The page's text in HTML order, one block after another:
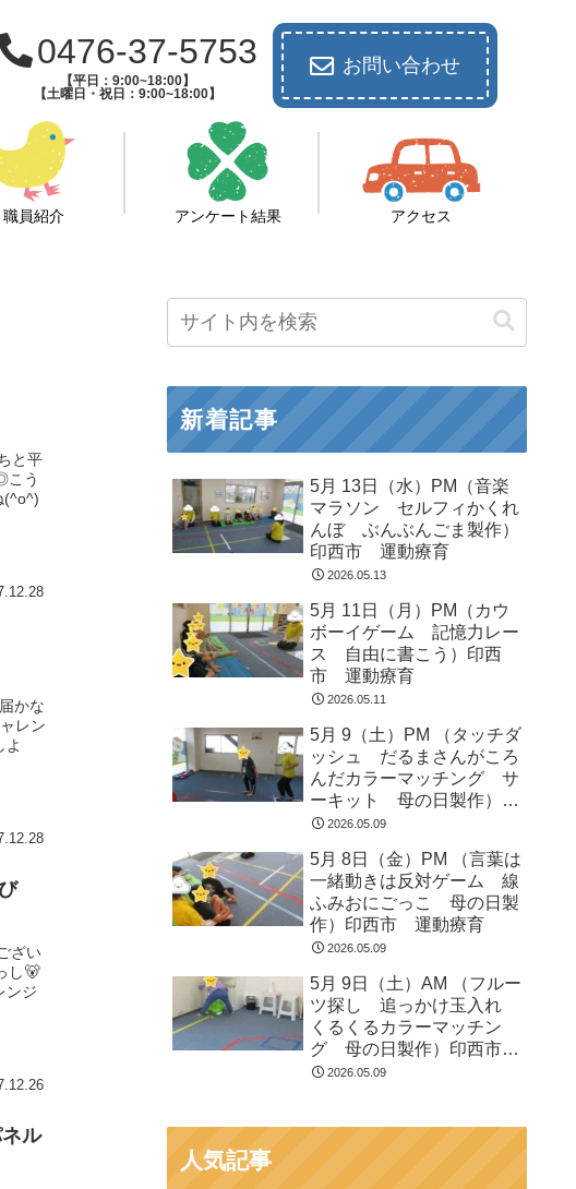
0476-37-5753
【平日：9:00~18:00】
【土曜日・祝日：9:00~18:00】
お問い合わせ
職員紹介 アンケート結果 アクセス
と平
こう
(^o^)
かな
レン
よ
ざい
し🐻
ンジ
ル
新着記事
5月 13日（水）PM（音楽
マラソン セルフィかくれ
んぼ ぶんぶんごま製作）
印西市 運動療育
2026.05.13
5月 11日（月）PM（カウ
ボーイゲーム 記憶力レー
ス 自由に書こう）印西
市 運動療育
2026.05.11
5月 9（土）PM （タッチダ
ッシュ だるまさんがころ
んだカラーマッチング サ
ーキット 母の日製作）印
西市 運動療育
2026.05.09
5月 8日（金）PM （言葉は
一緒動きは反対ゲーム 線
ふみおにごっこ 母の日製
作）印西市 運動療育
2026.05.09
5月 9日（土）AM （フルー
ツ探し 追っかけ玉入れ
くるくるカラーマッチン
グ 母の日製作）印西市
運動療育
2026.05.09
人気記事